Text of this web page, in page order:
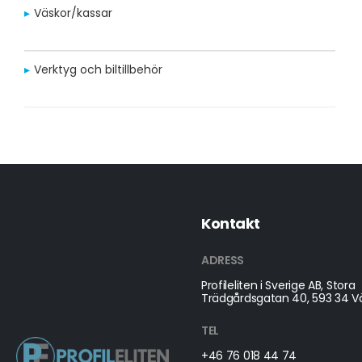
Väskor/kassar
Verktyg och biltillbehör
Kontakt
ADRESS
Profileliten i Sverige AB, Stora
Trädgårdsgatan 40, 593 34
TEL
+46 76 018 44 74